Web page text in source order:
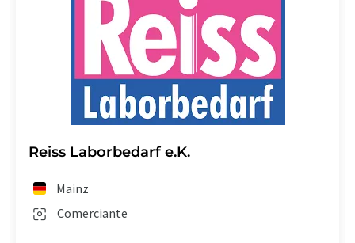
Reiss Laborbedarf e.K.
Comerciante
Mainz